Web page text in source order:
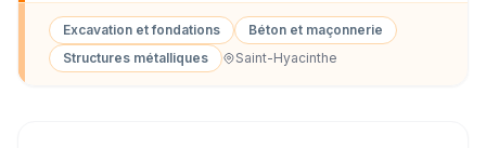
Excavation et fondations
Béton et maçonnerie
Structures métalliques
Saint-Hyacinthe